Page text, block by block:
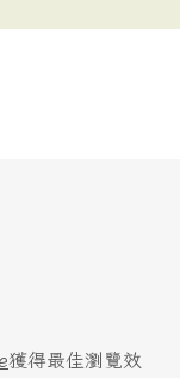
獲得最佳瀏覽效